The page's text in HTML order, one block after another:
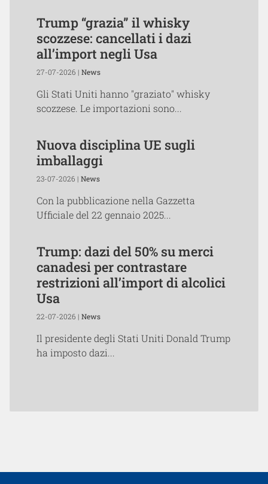
Trump “grazia” il whisky
scozzese: cancellati i dazi
all’import negli Usa
27-07-2026 | News
Gli Stati Uniti hanno "graziato" whisky
scozzese. Le importazioni sono...
Nuova disciplina UE sugli
imballaggi
23-07-2026 | News
Con la pubblicazione nella Gazzetta
Ufficiale del 22 gennaio 2025...
Trump: dazi del 50% su merci
canadesi per contrastare
restrizioni all’import di alcolici
Usa
22-07-2026 | News
Il presidente degli Stati Uniti Donald Trump
ha imposto dazi...